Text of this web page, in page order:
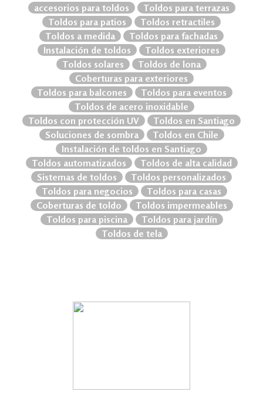
accesorios para toldos
Toldos para terrazas
Toldos para patios
Toldos retractiles
Toldos a medida
Toldos para fachadas
Instalación de toldos
Toldos exteriores
Toldos solares
Toldos de lona
Coberturas para exteriores
Toldos para balcones
Toldos para eventos
Toldos de acero inoxidable
Toldos con protección UV
Toldos en Santiago
Soluciones de sombra
Toldos en Chile
Instalación de toldos en Santiago
Toldos automatizados
Toldos de alta calidad
Sistemas de toldos
Toldos personalizados
Toldos para negocios
Toldos para casas
Coberturas de toldo
Toldos impermeables
Toldos para piscina
Toldos para jardín
Toldos de tela